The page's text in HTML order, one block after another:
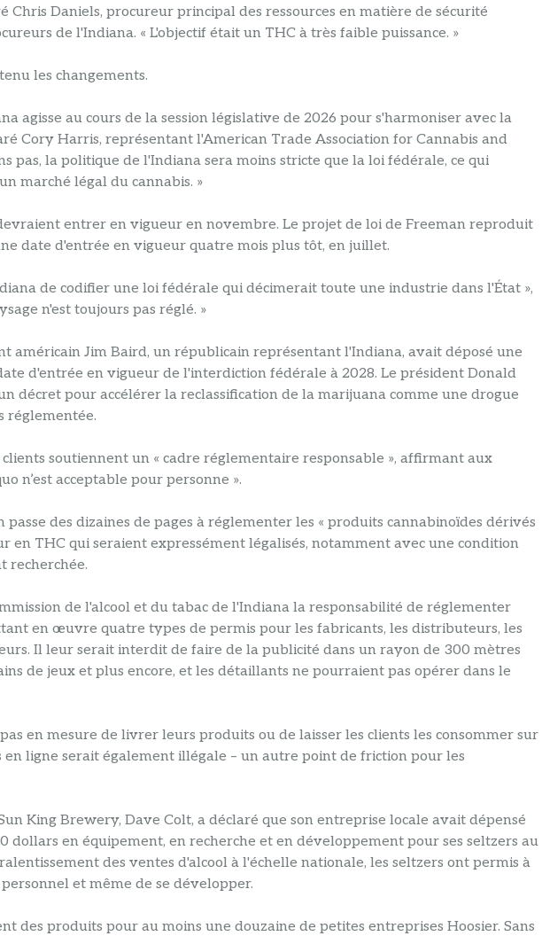
Chris Daniels, procureur principal des ressources en matière de sécurité
de l'Indiana. « L'objectif était un THC à très faible puissance. »
les changements.
agisse au cours de la session législative de 2026 pour s'harmoniser avec la
Cory Harris, représentant l'American Trade Association for Cannabis and
pas, la politique de l'Indiana sera moins stricte que la loi fédérale, ce qui
marché légal du cannabis. »
entrer en vigueur en novembre. Le projet de loi de Freeman reproduit
date d'entrée en vigueur quatre mois plus tôt, en juillet.
de codifier une loi fédérale qui décimerait toute une industrie dans l'État »,
n'est toujours pas réglé. »
américain Jim Baird, un républicain représentant l'Indiana, avait déposé une
d'entrée en vigueur de l'interdiction fédérale à 2028. Le président Donald
décret pour accélérer la reclassification de la marijuana comme une drogue
réglementée.
clients soutiennent un « cadre réglementaire responsable », affirmant aux
n’est acceptable pour personne ».
des dizaines de pages à réglementer les « produits cannabinoïdes dérivés
en THC qui seraient expressément légalisés, notamment avec une condition
recherchée.
de l'alcool et du tabac de l'Indiana la responsabilité de réglementer
en œuvre quatre types de permis pour les fabricants, les distributeurs, les
Il leur serait interdit de faire de la publicité dans un rayon de 300 mètres
de jeux et plus encore, et les détaillants ne pourraient pas opérer dans le
en mesure de livrer leurs produits ou de laisser les clients les consommer sur
en ligne serait également illégale – un autre point de friction pour les
King Brewery, Dave Colt, a déclaré que son entreprise locale avait dépensé
dollars en équipement, en recherche et en développement pour ses seltzers au
des ventes d'alcool à l'échelle nationale, les seltzers ont permis à
et même de se développer.
des produits pour au moins une douzaine de petites entreprises Hoosier. Sans